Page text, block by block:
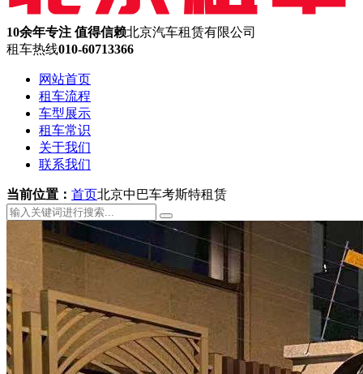
10余年专注 值得信赖北京汽车租赁有限公司
租车热线010-60713366
网站首页
租车流程
车型展示
租车常识
关于我们
联系我们
当前位置： 首页北京中巴车考斯特租赁